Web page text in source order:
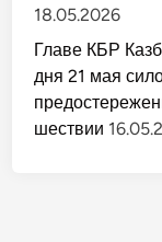
18.05.2026
Главе КБР
дня 21 мая
шествии